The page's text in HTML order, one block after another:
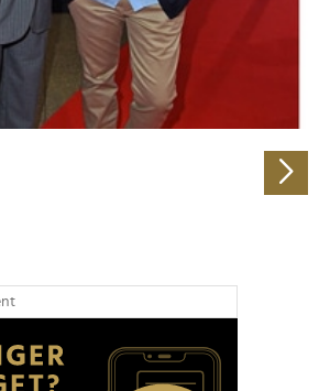
geben wir Informationen zu Ihrer
Website an unsere Partner für
und Analysen weiter. Unsere
Informationen möglicherweise mit
die Sie ihnen bereitgestellt